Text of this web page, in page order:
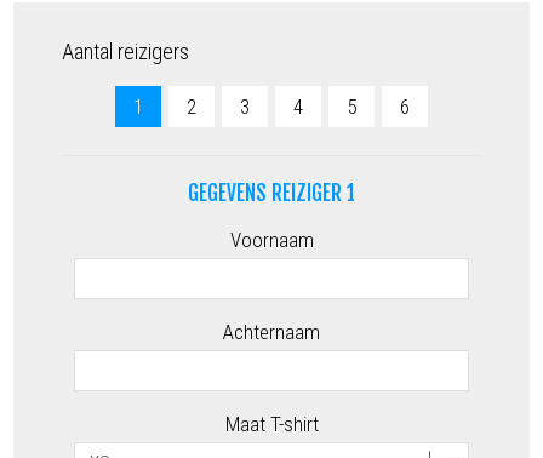
Aantal reizigers
1 2 3 4 5 6
GEGEVENS REIZIGER 1
Voornaam
Achternaam
Maat T-shirt